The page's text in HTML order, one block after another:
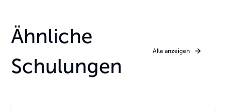
Ähnliche
Schulungen
Alle anzeigen